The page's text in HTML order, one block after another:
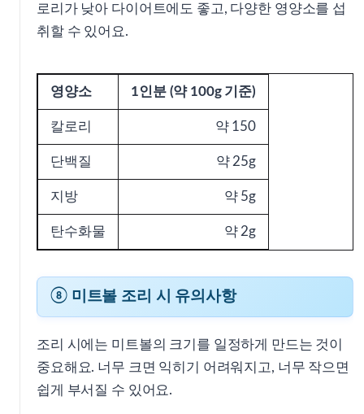
로리가 낮아 다이어트에도 좋고, 다양한 영양소를 섭
취할 수 있어요.
영양소 1인분 (약 100g 기준)
칼로리 약 150
단백질 약 25g
지방 약 5g
탄수화물 약 2g
⑧ 미트볼 조리 시 유의사항
조리 시에는 미트볼의 크기를 일정하게 만드는 것이
중요해요. 너무 크면 익히기 어려워지고, 너무 작으면
쉽게 부서질 수 있어요.